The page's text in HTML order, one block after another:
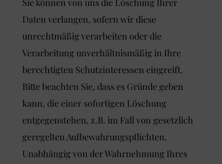
Sie können von uns die Löschung Ihrer
Daten verlangen, sofern wir diese
unrechtmäßig verarbeiten oder die
Verarbeitung unverhältnismäßig in Ihre
berechtigten Schutzinteressen eingreift.
Bitte beachten Sie, dass es Gründe geben
kann, die einer sofortigen Löschung
entgegenstehen, z.B. im Fall von gesetzlich
geregelten Aufbewahrungspflichten.
Unabhängig von der Wahrnehmung Ihres